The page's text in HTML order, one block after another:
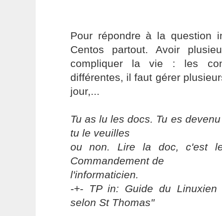
Pour répondre à la question
Centos partout. Avoir
compliquer la vie : les
différentes, il faut gérer
jour,...
Tu as lu les docs. Tu es
tu le veuilles
ou non. Lire la doc, c'est
Commandement de
l'informaticien.
-+- TP in: Guide du Linuxien
selon St Thomas"